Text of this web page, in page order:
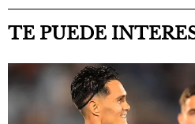
TE PUEDE